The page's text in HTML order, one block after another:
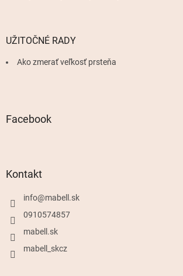
UŽITOČNÉ RADY
Ako zmerať veľkosť prsteňa
Facebook
Kontakt
info@mabell.sk
0910574857
mabell.sk
mabell_skcz